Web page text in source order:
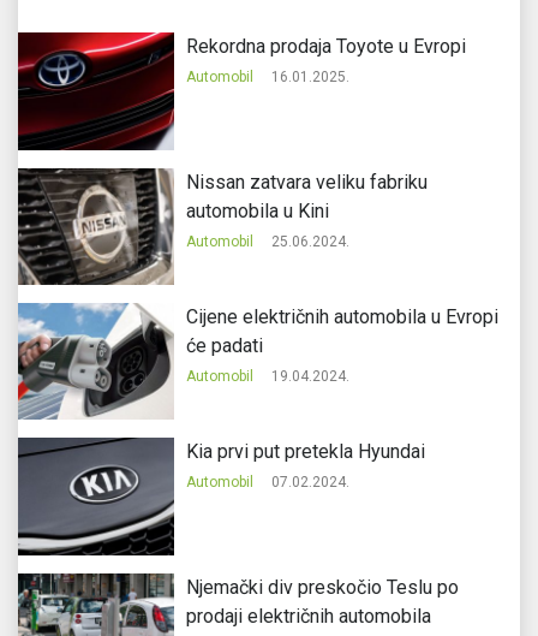
Rekordna prodaja Toyote u Evropi
Automobil 16.01.2025.
Nissan zatvara veliku fabriku
automobila u Kini
Automobil 25.06.2024.
Cijene električnih automobila u Evropi
će padati
Automobil 19.04.2024.
Kia prvi put pretekla Hyundai
Automobil 07.02.2024.
Njemački div preskočio Teslu po
prodaji električnih automobila